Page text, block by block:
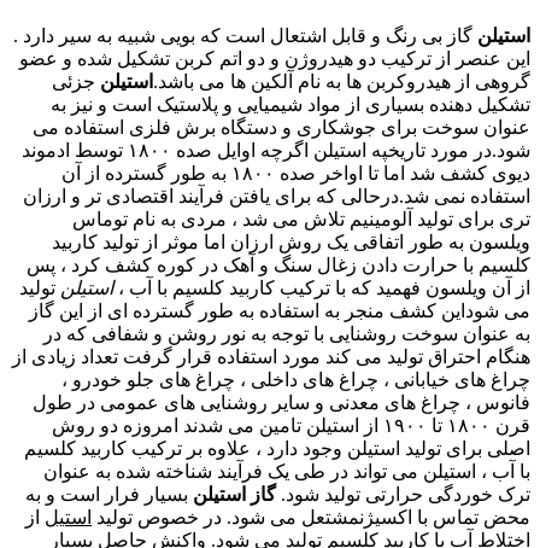
استیلن گاز بی رنگ و قابل اشتعال است که بویی شبیه به سیر دارد .
این عنصر از ترکیب دو هیدروژن و دو اتم کربن تشکیل شده و عضو
گروهی از هیدروکربن ها به نام آلکین ها می باشد. استیلن جزئی
تشکیل دهنده بسیاری از مواد شیمیایی و پلاستیک است و نیز به
عنوان سوخت برای جوشکاری و دستگاه برش فلزی استفاده می
شود.در مورد تاریخپه استیلن اگرچه اوایل صده ۱۸۰۰ توسط ادموند
دیوی کشف شد اما تا اواخر صده ۱۸۰۰ به طور گسترده از آن
استفاده نمی شد.درحالی که برای یافتن فرآیند اقتصادی تر و ارزان
تری برای تولید آلومینیم تلاش می شد ، مردی به نام توماس
ویلسون به طور اتفاقی یک روش ارزان اما موثر از تولید کاربید
کلسیم با حرارت دادن زغال سنگ و آهک در کوره کشف کرد ، پس
از آن ویلسون فهمید که با ترکیب کاربید کلسیم با آب ،استیلن تولید
می شوداین کشف منجر به استفاده به طور گسترده ای از این گاز
به عنوان سوخت روشنایی با توجه به نور روشن و شفافی که در
هنگام احتراق تولید می کند مورد استفاده قرار گرفت تعداد زیادی از
چراغ های خیابانی ، چراغ های داخلی ، چراغ های جلو خودرو ،
فانوس ، چراغ های معدنی و سایر روشنایی های عمومی در طول
قرن ۱۸۰۰ تا ۱۹۰۰ از استیلن تامین می شدند امروزه دو روش
اصلی برای تولید استیلن وجود دارد ، علاوه بر ترکیب کاربید کلسیم
با آب ، استیلن می تواند در طی یک فرآیند شناخته شده به عنوان
ترک خوردگی حرارتی تولید شود.گاز استیلن بسیار فرار است و به
محض تماس با اکسیژنمشتعل می شود. در خصوص تولید استیل از
اختلاط آب با کاربید کلسیم تولید می شود. واکنش حاصل بسیار